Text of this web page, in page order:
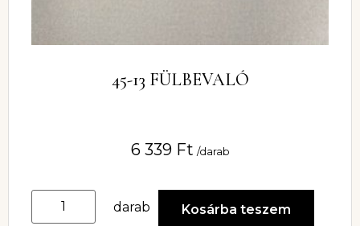
45-13 FÜLBEVALÓ
6 339 Ft /darab
darab Kosárba teszem